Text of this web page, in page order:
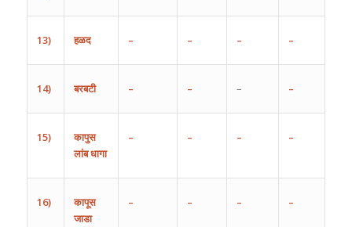
13) हळद – – – –
14) बरबटी – – – –
15)
कापुस
लांबधागा
– – – –
16)
कापूस
जाडा
– – – –